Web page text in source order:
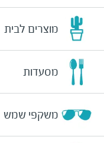
מוצרים לבית
מסעדות
משקפי שמש